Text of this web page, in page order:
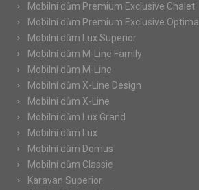
Mobilní dům Premium Exclusive Chalet
Mobilní dům Premium Exclusive Optimal
Mobilní dům Lux Superior
Mobilní dům M-Line Family
Mobilní dům M-Line
Mobilní dům X-Line Design
Mobilní dům X-Line
Mobilní dům Lux Grand
Mobilní dům Lux
Mobilní dům Domus
Mobilní dům Classic
Karavan Superior